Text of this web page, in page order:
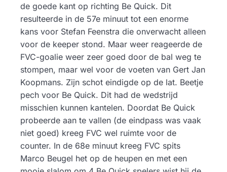
de goede kant op richting Be Quick. Dit
resulteerde in de 57e minuut tot een enorme
kans voor Stefan Feenstra die onverwacht alleen
voor de keeper stond. Maar weer reageerde de
FVC-goalie weer zeer goed door de bal weg te
stompen, maar wel voor de voeten van Gert Jan
Koopmans. Zijn schot eindigde op de lat. Beetje
pech voor Be Quick. Dit had de wedstrijd
misschien kunnen kantelen. Doordat Be Quick
probeerde aan te vallen (de eindpass was vaak
niet goed) kreeg FVC wel ruimte voor de
counter. In de 68e minuut kreeg FVC spits
Marco Beugel het op de heupen en met een